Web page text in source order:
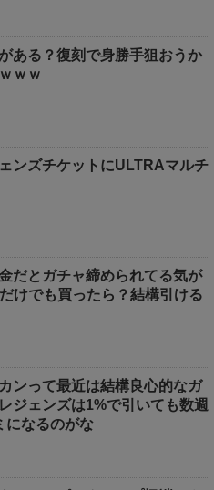
ある？復刻で身勝手狙おうか
ｗｗ
ンズチケットにULTRAマルチ
だとガチャ締められてる気が
でも買ったら？結構引ける
ンって最近は結構良心的なガ
ジェンズは1%で引いても数週
になるのがな